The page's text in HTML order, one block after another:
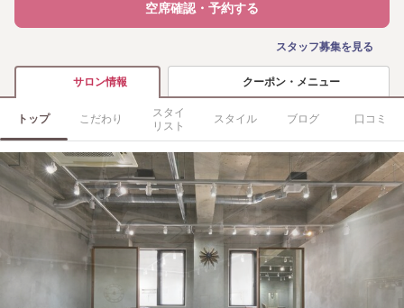
空席確認・予約する
スタッフ募集を見る
サロン情報 クーポン・メニュー
トップ こだわり
スタイ
リスト
スタイル ブログ 口コミ